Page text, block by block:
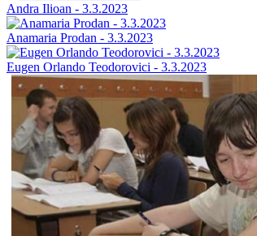
Andra Ilioan - 3.3.2023
Anamaria Prodan - 3.3.2023
Eugen Orlando Teodorovici - 3.3.2023